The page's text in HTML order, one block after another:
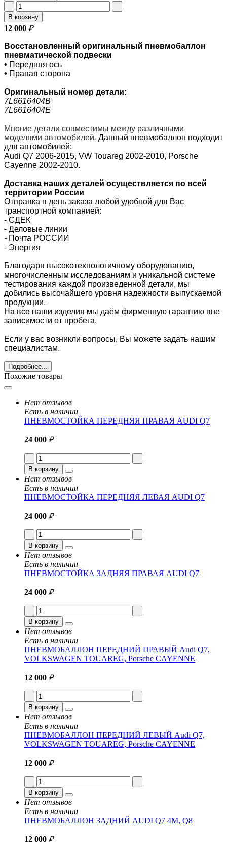
В корзину
12 000 ₽
Восстановленный оригинальный пневмобаллон
пневматической подвески
• Передняя ось
• Правая сторона
Оригинальный номер детали:
7L6616404B
7L6616404E
Многие детали совместимы между различными
моделями автомобилей. Данный пневмобаллон подходит
для автомобилей:
Audi Q7 2006-2015, VW Touareg 2002-2010, Porsche
Cayenne 2002-2010.
Доставка наших деталей осуществляется по всей
территории России
Отправка в день заказа любой удобной для Вас
транспортной компанией:
- СДЕК
- Деловые линии
- Почта РОССИИ
- Энергия
Благодаря высокотехнологичному оборудованию,
многочисленным исследованиям и уникальной системе
тестирования каждой произведенной детали, мы
добились высочайшего уровня надежности выпускаемой
продукции.
На все наши изделия мы даём фирменную гарантию вне
зависимости от пробега.
Если у вас возникли вопросы, Вы можете задать нашим
специалистам.
Подробнее...
Похожие товары
Нет отзывов
Есть в наличии
ПНЕВМОСТОЙКА ПЕРЕДНЯЯ ПРАВАЯ AUDI Q7
24 000 ₽
В корзину
Нет отзывов
Есть в наличии
ПНЕВМОСТОЙКА ПЕРЕДНЯЯ ЛЕВАЯ AUDI Q7
24 000 ₽
В корзину
Нет отзывов
Есть в наличии
ПНЕВМОСТОЙКА ЗАДНЯЯ ПРАВАЯ AUDI Q7
24 000 ₽
В корзину
Нет отзывов
Есть в наличии
ПНЕВМОБАЛЛОН ПЕРЕДНИЙ ПРАВЫЙ Audi Q7,
VOLKSWAGEN TOUAREG, Porsche CAYENNE
12 000 ₽
В корзину
Нет отзывов
Есть в наличии
ПНЕВМОБАЛЛОН ПЕРЕДНИЙ ЛЕВЫЙ Audi Q7,
VOLKSWAGEN TOUAREG, Porsche CAYENNE
12 000 ₽
В корзину
Нет отзывов
Есть в наличии
ПНЕВМОБАЛЛОН ЗАДНИЙ AUDI Q7 4M, Q8
12 000 ₽